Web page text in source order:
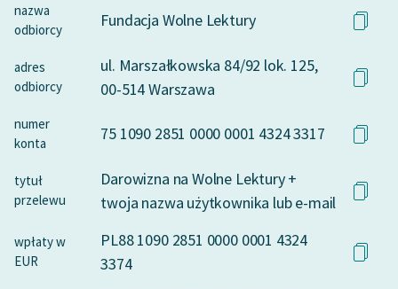
nazwa
odbiorcy
Fundacja Wolne Lektury
adres
odbiorcy
ul. Marszałkowska 84/92 lok. 125,
00-514 Warszawa
numer
konta
75 1090 2851 0000 0001 4324 3317
tytuł
przelewu
Darowizna na Wolne Lektury +
twoja nazwa użytkownika lub e-mail
wpłaty w
EUR
PL88 1090 2851 0000 0001 4324
3374